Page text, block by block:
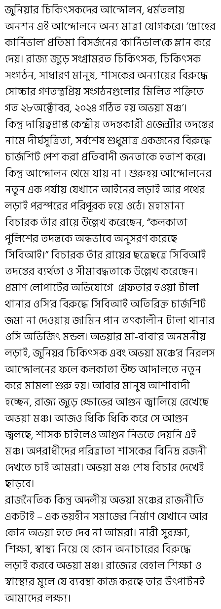
জুনিয়ার চিকিৎসকদের আন্দোলন, ধর্মতলায়
অনশন এই আন্দোলনে অন্য মাত্রা যোগকরে। ‘দ্রোহের
কার্নিভাল’ প্রতিমা বিসর্জনের ‘কার্নিভাল’কে ম্লান করে
দেয়। রাজ্য জুড়ে সংগ্রামরত চিকিৎসক, চিকিৎসক
সংগঠন, সাধারণ মানুষ, শাসকের অন্যায়ের বিরুদ্ধে
সোচ্চার গণতন্ত্রপ্রিয় সংগঠনগুলোর মিলিত শক্তিতে
গত ২৮অক্টোবর, ২০২৪ গঠিত হয় অভয়া মঞ্চ’।
কিন্তু দায়িত্বপ্রাপ্ত কেন্দ্রীয় তদন্তকারী এজেন্সীর তদন্তের
নামে দীর্ঘসূত্রিতা, সর্বশেষ শুধুমাত্র একজনের বিরুদ্ধে
চার্জশিট পেশ করা প্রতিবাদী জনতাকে হতাশ করে।
কিন্তু আন্দোলন থেমে যায় না । শুরুহয় আন্দোলনের
নতুন এক পর্যায় যেখানে আইনের লড়াই আর পথের
লড়াই পরস্পরের পরিপূরক হয়ে ওঠে। মহামান্য
বিচারক তাঁর রায়ে উল্লেখ করেছেন, “কলকাতা
পুলিশের তদন্তকে অন্ধভাবে অনুসরণ করেছে
সিবিআই।” বিচারক তাঁর রায়ের ছত্রেছত্রে সিবিআই
তদন্তের ব্যর্থতা ও সীমাবদ্ধতাকে উল্লেখ করেছেন।
প্রমাণ লোপাটের অভিযোগে গ্রেফতার হওয়া টালা
থানার ওসি’র বিরুদ্ধে সিবিআই অতিরিক্ত চার্জশিট
জমা না দেওয়ায় জামিন পান তৎকালীন টালা থানার
ওসি অভিজিৎ মন্ডল। অভয়ার মা-বাবা’র অনমনীয়
লড়াই, জুনিয়র চিকিৎসক এবং অভয়া মঞ্চে’র নিরলস
আন্দোলনের ফলে কলকাতা উচ্চ আদালতে নতুন
করে মামলা শুরু হয়। আবার মানুষ আশাবাদী
হচ্ছেন, রাজ্য জুড়ে ক্ষোভের আগুন জ্বালিয়ে রেখেছে
অভয়া মঞ্চ। আজও ধিকি ধিকি করে সে আগুন
জ্বলছে, শাসক চাইলেও আগুন নিভতে দেয়নি এই
মঞ্চ। অপরাধীদের পরিত্রাতা শাসকের বিনিদ্র রজনী
দেখতে চাই আমরা। অভয়া মঞ্চ শেষ বিচার দেখেই
ছাড়বে।
রাজনৈতিক কিন্তু অদলীয় অভয়া মঞ্চের রাজনীতি
একটাই – এক ভয়হীন সমাজের নির্মাণ যেখানে আর
কোন অভয়া হতে দেব না আমরা। নারী সুরক্ষা,
শিক্ষা, স্বাস্থ্য নিয়ে যে কোন অনাচারের বিরুদ্ধে
লড়াই করবে অভয়া মঞ্চ। রাজ্যের বেহাল শিক্ষা ও
স্বাস্থ্যের মূলে যে ব্যবস্থা কাজ করছে তার উৎপাটনই
আমাদের লক্ষ্য।